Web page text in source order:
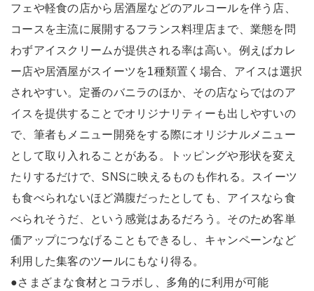
フェや軽食の店から居酒屋などのアルコールを伴う店、
コースを主流に展開するフランス料理店まで、業態を問
わずアイスクリームが提供される率は高い。例えばカレ
ー店や居酒屋がスイーツを1種類置く場合、アイスは選択
されやすい。定番のバニラのほか、その店ならではのア
イスを提供することでオリジナリティーも出しやすいの
で、筆者もメニュー開発をする際にオリジナルメニュー
として取り入れることがある。トッピングや形状を変え
たりするだけで、SNSに映えるものも作れる。スイーツ
も食べられないほど満腹だったとしても、アイスなら食
べられそうだ、という感覚はあるだろう。そのため客単
価アップにつなげることもできるし、キャンペーンなど
利用した集客のツールにもなり得る。
●さまざまな食材とコラボし、多角的に利用が可能